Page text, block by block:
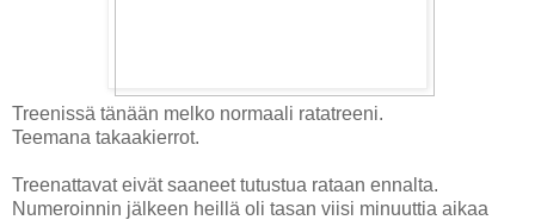
Treenissä tänään melko normaali ratatreeni.
Teemana takaakierrot.
Treenattavat eivät saaneet tutustua rataan ennalta.
Numeroinnin jälkeen heillä oli tasan viisi minuuttia aikaa